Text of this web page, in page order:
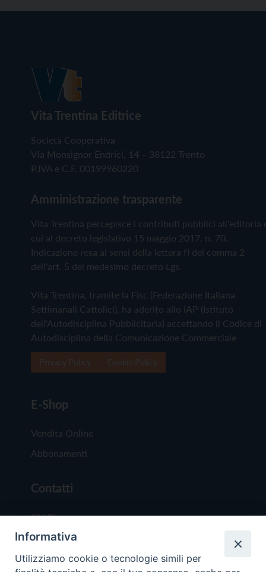
Vita Trentina Editrice
Società Cooperativa
Via Monsignor Endrici, 14 – 38122 Trento
P.IVA e C.F. 00199960220
Amministrazione trasparente
Vita Trentina percepisce i contributi pubblici all'editoria
cui al decreto legislativo 15 maggio 2017, n. 70.
Indicazione resa ai sensi della lettera f) del comma 2
dell'art. 5 del medesimo decreto Lgs.
Vita Trentina, tramite la Fisc (Federazione Italiana
Settimanali Cattolici), ha aderito allo IAP (Istituto
dell'Autodisciplina Pubblicitaria) accettando il Codice di
Autodisciplina della Comunicazione Commerciale
E-Shop
Vendita Online
Abbonamenti
Contatti
Chi Siamo
Redazione
Scrivici
Informativa
Utilizziamo cookie o tecnologie simili per